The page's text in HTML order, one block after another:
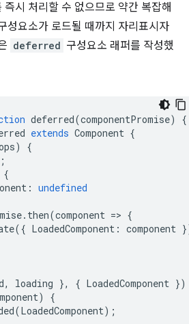
시 처리할 수 없으므로 약간 복잡해
성요소가 로드될 때까지 자리표시자
deferred 구성요소 래퍼를 작성했
deferred(componentPromise)
{
extends Component {
)
{
{
: undefined
. then(component => {
({ LoadedComponent : component
, loading }, { LoadedComponent })
)
{
(LoadedComponent);